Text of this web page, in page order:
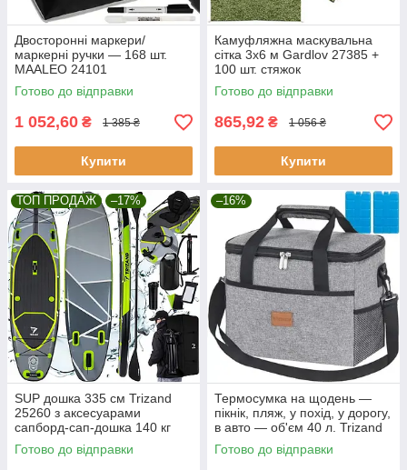
Двосторонні маркери/
маркерні ручки — 168 шт.
MAALEO 24101
Готово до відправки
1 052,60 ₴ 1 385 ₴
Купити
Камуфляжна маскувальна
сітка 3x6 м Gardlov 27385 +
100 шт. стяжок
Готово до відправки
865,92 ₴ 1 056 ₴
Купити
ТОП ПРОДАЖ –17%
SUP дошка 335 см Trizand
25260 з аксесуарами
сапборд-сап-дошка 140 кг
Готово до відправки
–16%
Термосумка на щодень —
пікнік, пляж, у похід, у дорогу,
в авто — об'єм 40 л. Trizand
23843
Готово до відправки